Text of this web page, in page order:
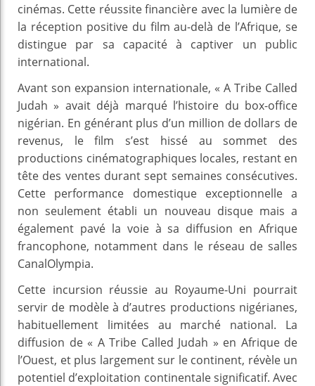
cinémas. Cette réussite financière avec la lumière de
la réception positive du film au-delà de l’Afrique, se
distingue par sa capacité à captiver un public
international.
Avant son expansion internationale, « A Tribe Called
Judah » avait déjà marqué l’histoire du box-office
nigérian. En générant plus d’un million de dollars de
revenus, le film s’est hissé au sommet des
productions cinématographiques locales, restant en
tête des ventes durant sept semaines consécutives.
Cette performance domestique exceptionnelle a
non seulement établi un nouveau disque mais a
également pavé la voie à sa diffusion en Afrique
francophone, notamment dans le réseau de salles
CanalOlympia.
Cette incursion réussie au Royaume-Uni pourrait
servir de modèle à d’autres productions nigérianes,
habituellement limitées au marché national. La
diffusion de « A Tribe Called Judah » en Afrique de
l’Ouest, et plus largement sur le continent, révèle un
potentiel d’exploitation continentale significatif. Avec